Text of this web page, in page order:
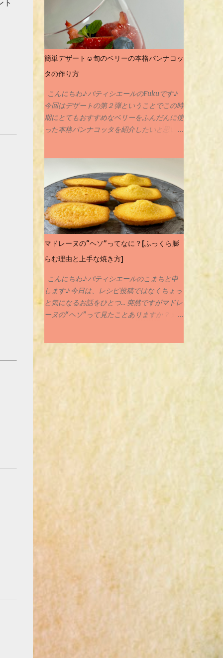
ト
簡単デザート☺️旬のベリーの本格パンナコッ
タの作り方
こんにちわ♪ パティシエールのFukuです♪
今回はデザートの第２弾ということでこの時
期にとてもおすすめなベリーをふんだんに使
った本格パンナコッタを紹介したいと思いま
たことのあるお菓子がパンナコッタなんです
私💦何年も前のことですが💦そんな思いで深
いパンナコッタをおしゃれに簡単にアレンジ
させてもらいました♪ 当サイトではお菓子の
レシピや作り方を紹介させてもらっていま
す。材料のことや作り方など気になることが
ありましたらお気軽にコメントやインスタグ
ラム、X等でDMしていただけると嬉しいで
マドレーヌの“ヘソ”ってなに？[ふっくら膨
らむ理由と上手な焼き方]
こんにちわ♪ パティシエールのこまちと申
します♪ 今日は、レシピ投稿ではなくちょっ
と気になるお話をひとつ… 突然ですがマドレ
ーヌの“ヘソ”って見たことありますか？ 焼
の“ヘソなし”マドレーヌも最近は人気で、
上品でころんとした見た目が可愛いんです。
どちらも美味しく仕上がるので、 好みでOK
ですよ♪ ヘソを出す or 出さない？ 焼き方の
よ〜く冷やしてから（6時間以上） ・オーブ
ンは190〜200℃にしっかり予熱！ ヘソを出
したくないときは… ・生地を室温に戻してか
ら(20℃前後がオススメです♪) ・170℃前後
でじっくり焼くのがおすすめです♪ 今回のま
とめ 私は、小さくて可愛いヘソがちょこん
と出たマドレーヌも、 すべすべした上品な
見た目のマドレーヌも、どちらも大好きです
♪ 焼き上がった姿を見ると、 「今日もオーブ